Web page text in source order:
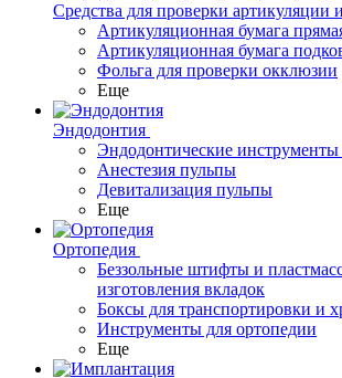
Средства для проверки артикуляции
Артикуляционная бумага
Артикуляционная бумага
Фольга для проверки окклюзии
Еще
Эндодонтия
Эндодонтические инструменты
Анестезия пульпы
Девитализация пульпы
Еще
Ортопедия
Беззольные штифты и
изготовления вкладок
Боксы для транспортировки и
Инструменты для ортопедии
Еще